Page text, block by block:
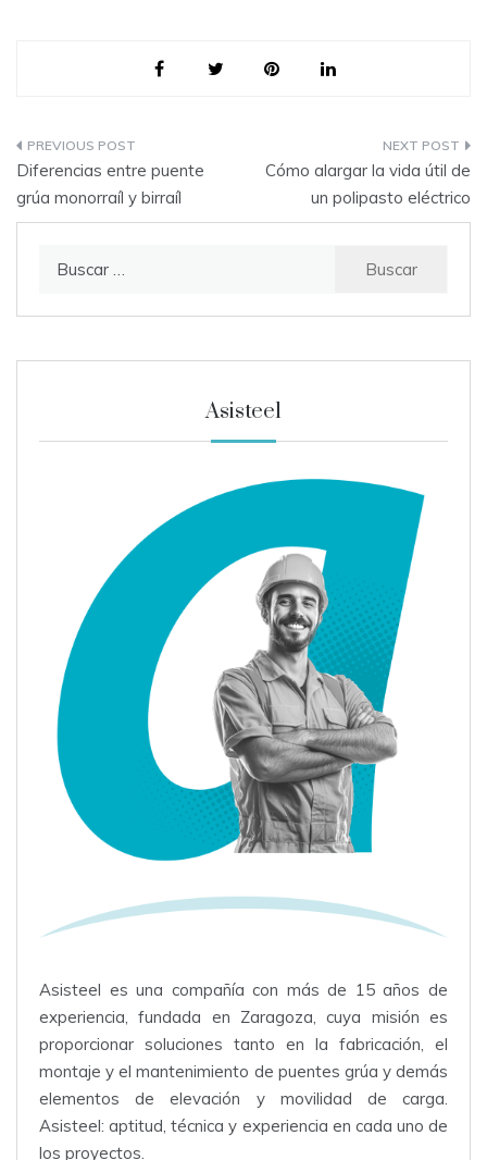
Navegación
de
Diferencias entre puente
grúa monorraíl y birraíl
Cómo alargar la vida útil de
un polipasto eléctrico
Asisteel
Asisteel es una compañía con más de 15 años de
experiencia, fundada en Zaragoza, cuya misión es
proporcionar soluciones tanto en la fabricación, el
montaje y el mantenimiento de puentes grúa y demás
elementos de elevación y movilidad de carga.
Asisteel: aptitud, técnica y experiencia en cada uno de
los proyectos.